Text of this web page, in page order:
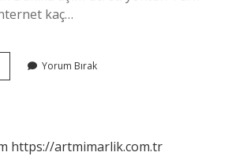
kaç…
Yorum Bırak
https://artmimarlik.com.tr